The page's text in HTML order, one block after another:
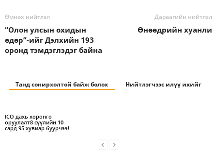
Өмнөх нийтлэл
“Олон улсын охидын
өдөр”-ийг Дэлхийн 193
оронд тэмдэглэдэг байна
Дараагийн нийтлэл
Өнөөдрийн хуанли
Танд сонирхолтой байж болох Нийтлэгчээс илүү ихийг
ICO дахь хөрөнгө
оруулалт8 сүүлийн 10
сард 95 хувиар буурчээ!